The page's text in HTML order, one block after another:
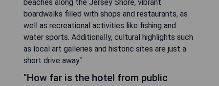
beaches along the Jersey Shore, vibrant
boardwalks filled with shops and restaurants, as
well as recreational activities like fishing and
water sports. Additionally, cultural highlights such
as local art galleries and historic sites are just a
short drive away."
"How far is the hotel from public